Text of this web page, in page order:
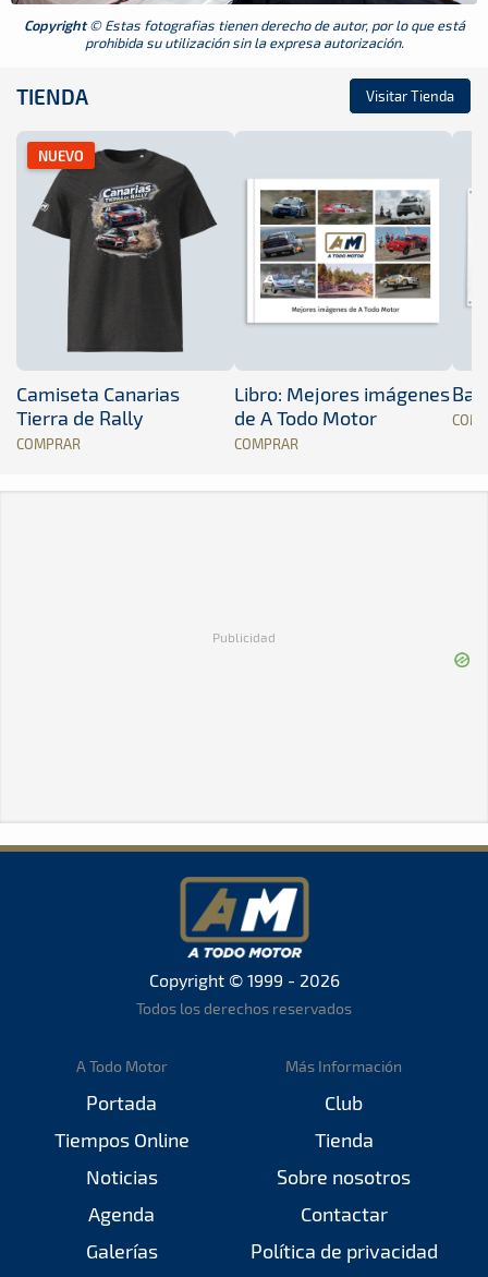
Copyright© Estas fotografias tienen derecho de autor, por lo que está
prohibida su utilización sin la expresa autorización.
TIENDA Visitar Tienda
NUEVO
Camiseta Canarias
Tierra de Rally
COMPRAR
Libro: Mejores imágenes
de A Todo Motor
COMPRAR
Publicidad
Copyright © 1999 - 2026
Todos los derechos reservados
A Todo Motor
Portada
Tiempos Online
Noticias
Agenda
Galerías
Más Información
Club
Tienda
Sobre nosotros
Contactar
Política de privacidad